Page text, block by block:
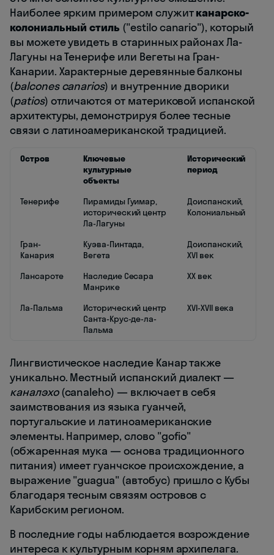
Наиболее ярким примером служитканарско-
колониальный стиль ("estilo canario"), который
вы можете увидеть в старинных районах Ла-
Лагуны на Тенерифе или Вегеты на Гран-
Канарии. Характерные деревянные балконы
(balcones canarios) и внутренние дворики
(patios) отличаются от материковой испанской
архитектуры, демонстрируя более тесные
связи с латиноамериканской традицией.
Остров
Ключевые
культурные
объекты
Исторический
период
Тенерифе
Пирамиды Гуимар,
исторический центр
Ла-Лагуны
Доиспанский,
Колониальный
Гран-
Канария
Куэва-Пинтада,
Вегета
Доиспанский,
XVI век
Лансароте
Наследие Сесара
Манрике
XX век
Ла-Пальма
Исторический центр
Санта-Крус-де-ла-
Пальма
XVI-XVII века
Лингвистическое наследие Канар также
уникально. Местный испанский диалект —
каналэхо(canaleho) — включает в себя
заимствования из языка гуанчей,
португальские и латиноамериканские
элементы. Например, слово "gofio"
(обжаренная мука — основа традиционного
питания) имеет гуанчское происхождение, а
выражение "guagua" (автобус) пришло с Кубы
благодаря тесным связям островов с
Карибским регионом.
В последние годы наблюдается возрождение
интереса к культурным корням архипелага.